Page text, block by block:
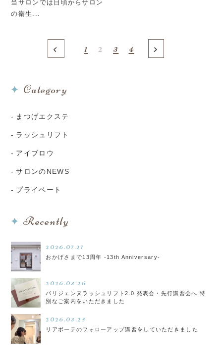
当サロンでは日頃からサロン
の衛生...
< 1 2 3 4 >
Category
まつげエクステ
ラッシュリフト
アイブロウ
サロンのNEWS
プライベート
Recently
2026.07.27
おかげさまで13周年 -13th Anniversary-
2026.03.26
パリジェンヌラッシュリフト2.0 発表会・先行講習会へ 特
別なご案内をいただきました
2026.03.25
リアボーテのフォローアップ講習をしていただきました